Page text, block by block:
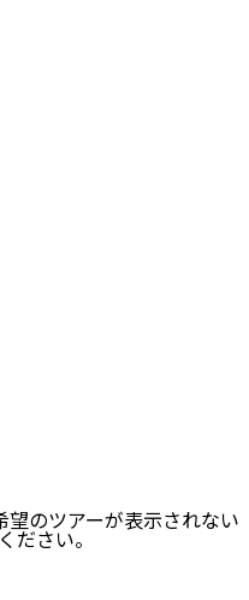
のツアーが表示されない
ださい。